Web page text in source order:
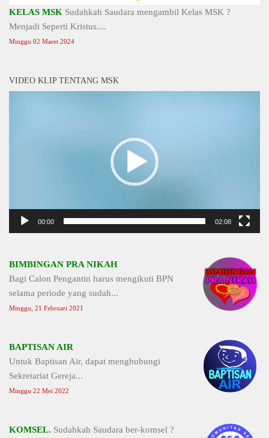
KELAS MSK Sudahkah Saudara mengambil Kelas MSK ?
Menjadi Seperti Kristus....
Minggu 02 Maret 2024
VIDEO KLIP TENTANG MSK
00:00 02:08
BIMBINGAN PRA NIKAH
Bagi Calon Pengantin harus mengikuti BPN
selama periode yang sudah...
Minggu, 21 Februari 2021
BAPTISAN AIR
Untuk Baptisan Air, dapat menghubungi
Sekretariat Gereja...
Minggu 22 Mei 2022
KOMSEL. Sudahkah Saudara ber-komsel ?